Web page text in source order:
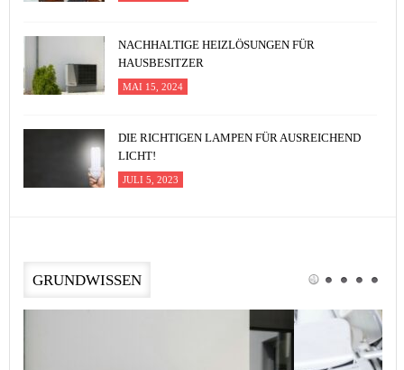
NACHHALTIGE HEIZLÖSUNGEN FÜR
HAUSBESITZER
MAI 15, 2024
DIE RICHTIGEN LAMPEN FÜR AUSREICHEND
LICHT!
JULI 5, 2023
GRUNDWISSEN